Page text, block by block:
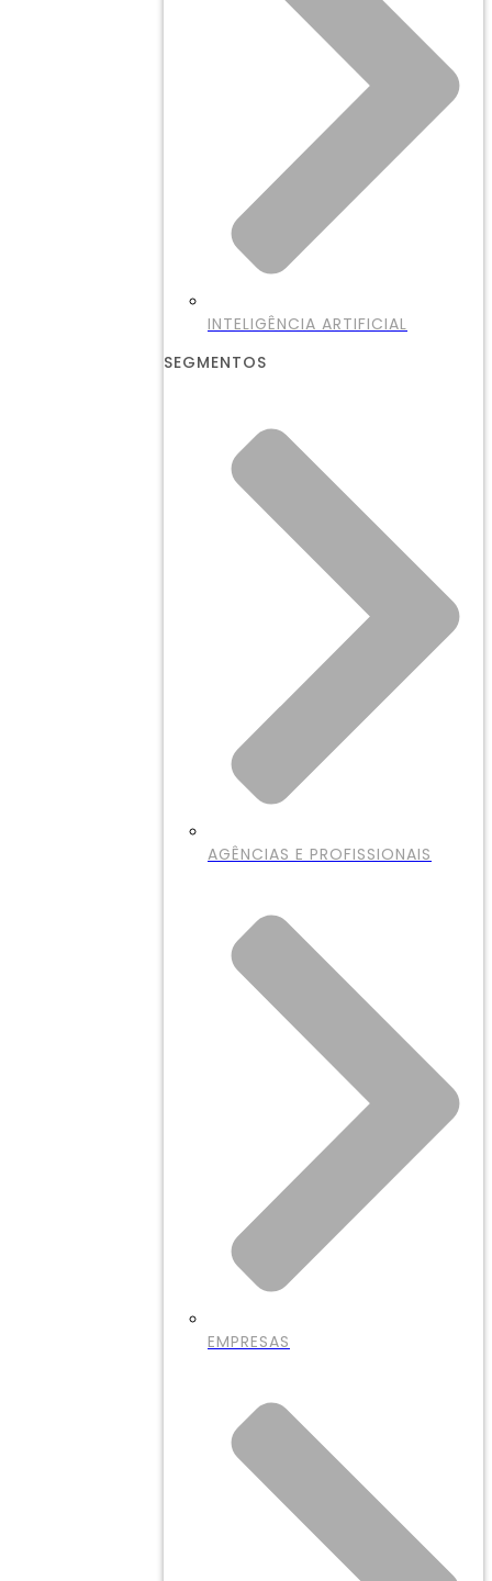
INTELIGÊNCIA ARTIFICIAL
SEGMENTOS
AGÊNCIAS E PROFISSIONAIS
EMPRESAS